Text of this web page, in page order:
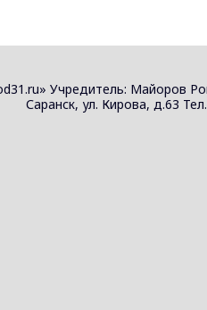
Учредитель: Майоров
Саранск, ул. Кирова, д.63